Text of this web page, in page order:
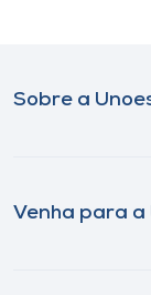
Sobre a
Venha para a